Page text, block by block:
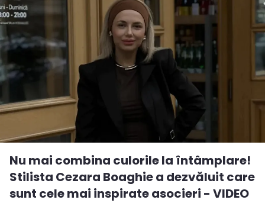
Nu mai combina culorile la întâmplare!
Stilista Cezara Boaghie a dezvăluit care
sunt cele mai inspirate asocieri - VIDEO